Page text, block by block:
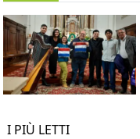
I PIÙ LETTI